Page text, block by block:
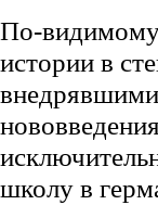
По-
истории в
школу в